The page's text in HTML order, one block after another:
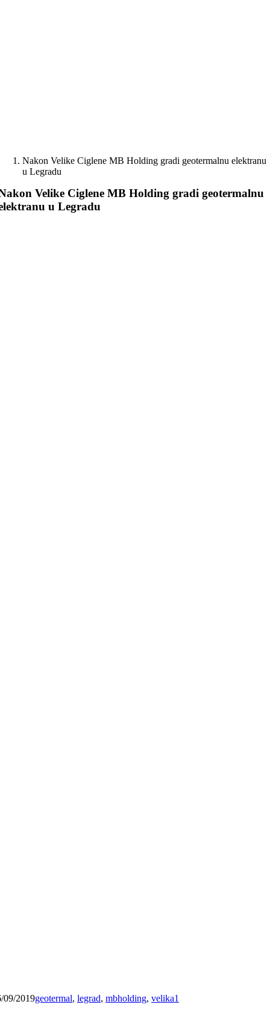
Nakon Velike Ciglene MB Holding gradi geotermalnu elektranu
u Legradu
Velike Ciglene MB Holding gradi geotermalnu
u Legradu
09/2019geotermal, legrad, mbholding, velika1